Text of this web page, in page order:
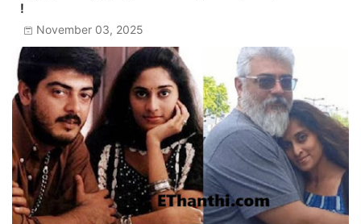
!
November 03, 2025